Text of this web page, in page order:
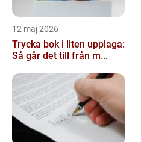
12 maj 2026
Trycka bok i liten upplaga:
Så går det till från m...